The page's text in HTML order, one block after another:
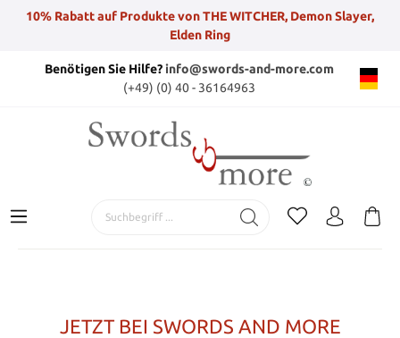
10% Rabatt auf Produkte von THE WITCHER, Demon Slayer,
Elden Ring
Benötigen Sie Hilfe?info@swords-and-more.com
(+49) (0) 40 - 36164963
JETZT BEI SWORDS AND MORE